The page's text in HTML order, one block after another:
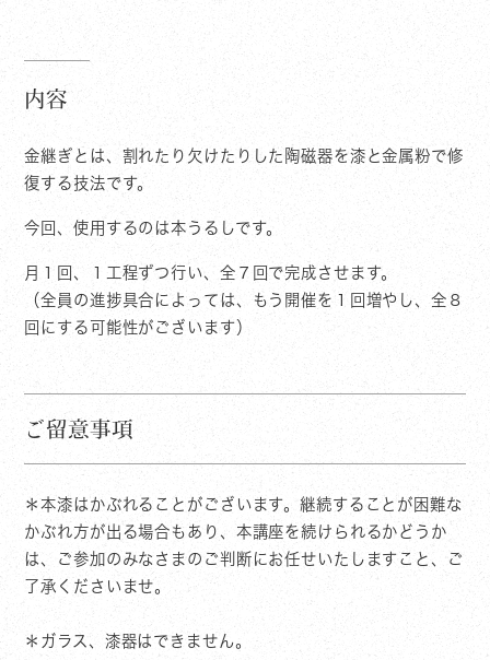
内容
金継ぎとは、割れたり欠けたりした陶磁器を漆と金属粉で修
復する技法です。
今回、使用するのは本うるしです。
月１回、１工程ずつ行い、全７回で完成させます。
（全員の進捗具合によっては、もう開催を１回増やし、全８
回にする可能性がございます）
ご留意事項
＊本漆はかぶれることがございます。継続することが困難な
かぶれ方が出る場合もあり、本講座を続けられるかどうか
は、ご参加のみなさまのご判断にお任せいたしますこと、ご
了承くださいませ。
＊ガラス、漆器はできません。